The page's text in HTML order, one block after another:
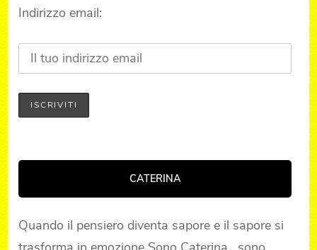
Indirizzo email:
CATERINA
Quando il pensiero diventa sapore e il sapore si